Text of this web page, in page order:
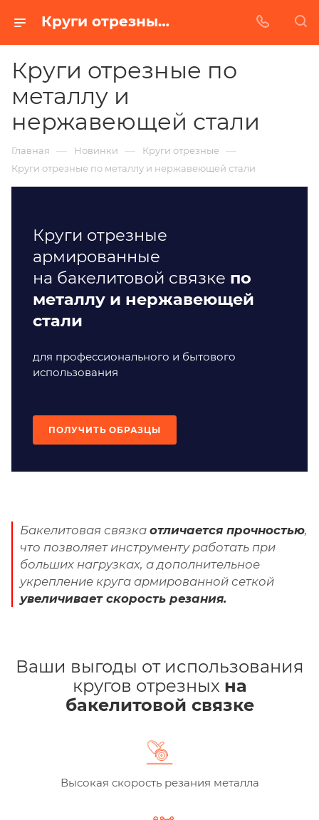
Круги отрезные армированные на бакелитовой связке по металлу в Нижнем Новгороде.
Круги отрезные по
металлу и
нержавеющей стали
Главная — Новинки — Круги отрезные —
Круги отрезные по металлу и нержавеющей стали
Круги отрезные
армированные
на бакелитовой связке по
металлу и нержавеющей
стали
для профессионального и бытового
использования
ПОЛУЧИТЬ ОБРАЗЦЫ
Бакелитовая связка отличается прочностью,
что позволяет инструменту работать при
больших нагрузках, а дополнительное
укрепление круга армированной сеткой
увеличивает скорость резания.
Ваши выгоды от использования
кругов отрезных на
бакелитовой связке
Высокая скорость резания металла